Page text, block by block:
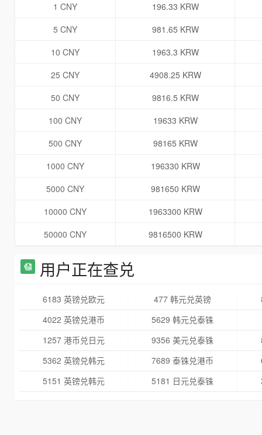
1 CNY
196.33 KRW
5 CNY
981.65 KRW
10 CNY
1963.3 KRW
25 CNY
4908.25 KRW
50 CNY
9816.5 KRW
100 CNY
19633 KRW
500 CNY
98165 KRW
1000 CNY
196330 KRW
5000 CNY
981650 KRW
10000 CNY
1963300 KRW
50000 CNY
9816500 KRW
用户正在查兑
6183 英镑兑欧元 477 韩元兑英镑
4022 英镑兑港币
5629 韩元兑泰铢
1257 港币兑日元
9356 美元兑泰铢
5362 英镑兑韩元
7689 泰铢兑港币
5151 英镑兑韩元
5181 日元兑泰铢